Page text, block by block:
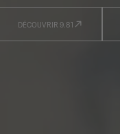
DÉCOUVRIR 9.81